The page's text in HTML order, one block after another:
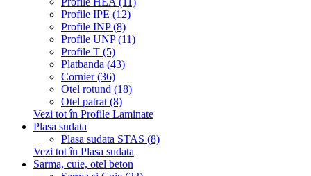
Profile IPE (12)
Profile INP (8)
Profile UNP (11)
Profile T (5)
Platbanda (43)
Cornier (36)
Otel rotund (18)
Otel patrat (8)
Vezi tot în Profile Laminate
Plasa sudata
Plasa sudata STAS (8)
Vezi tot în Plasa sudata
Sarma, cuie, otel beton